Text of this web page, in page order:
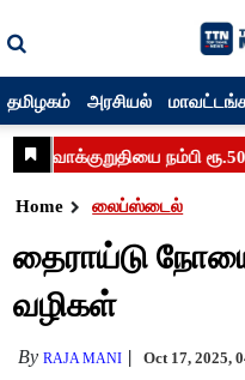
தமிழகம் அரசியல்
Home லைப்ஸ்டைல்
தைராய்டு
வழிகள்
ByRAJA MANI Oct 17, 2025,